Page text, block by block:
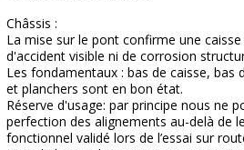
Châssis :
La mise sur le pont confirme une
d'accident visible ni de corrosion
Les fondamentaux : bas de caisse, bas
et planchers sont en bon état.
Réserve d'usage: par principe nous ne
perfection des alignements au-delà de
fonctionnel validé lors de l’essai sur